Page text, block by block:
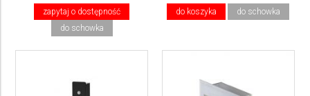
zapytaj o dostępność
do schowka
do koszyka do schowka